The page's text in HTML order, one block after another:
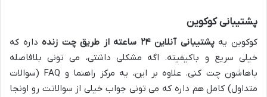
پشتیبانی کوکوین
کوکوین یهپشتیبانی آنلاین ۲۴ ساعته از طریق چت زنده
داره که
خیلی سریع و باکیفیته. اگه مشکلی داشتی، می تونی بلافاصله
باهاشون چت کنی. علاوه بر این، یه مرکز راهنما و FAQ (سوالات
متداول) کامل هم داره که می تونی جواب خیلی از سوالاتت رو اونجا